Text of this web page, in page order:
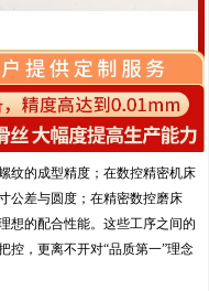
纹的成型精度；在数控精密机床
公差与圆度；在精密数控磨床
想的配合性能。这些工序之间的
控，更离不开对“品质第一”理念